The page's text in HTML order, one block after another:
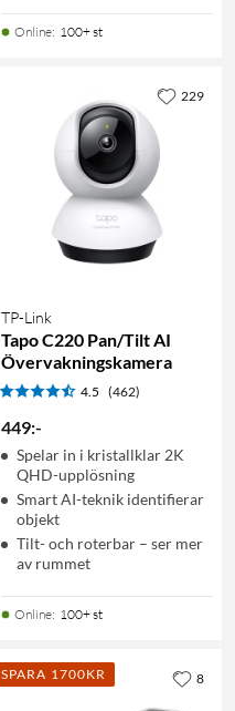
Online: 100+ st
TP-Link
Tapo C220 Pan/Tilt AI
Övervakningskamera
4.5 (462)
449:-
Spelar in i kristallklar 2K
QHD-upplösning
Smart AI-teknik identifierar
objekt
Tilt- och roterbar – ser mer
av rummet
Online: 100+ st
229
SPARA 1700KR 8